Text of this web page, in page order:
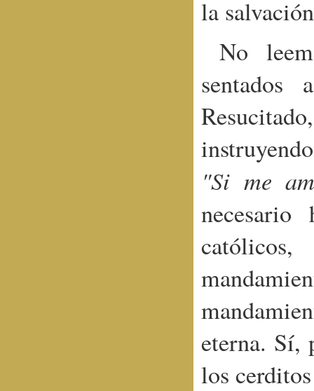
la
No
sentados
"Si me
necesario
eterna. Sí,
los